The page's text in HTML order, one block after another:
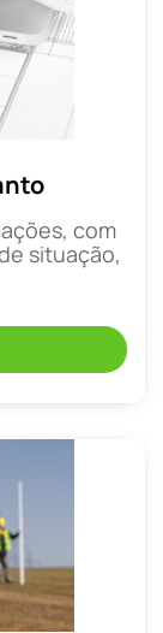
com
situação,